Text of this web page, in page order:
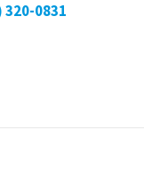
320-0831